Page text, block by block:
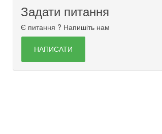
Задати питання
Є питання ? Напишіть нам
НАПИСАТИ